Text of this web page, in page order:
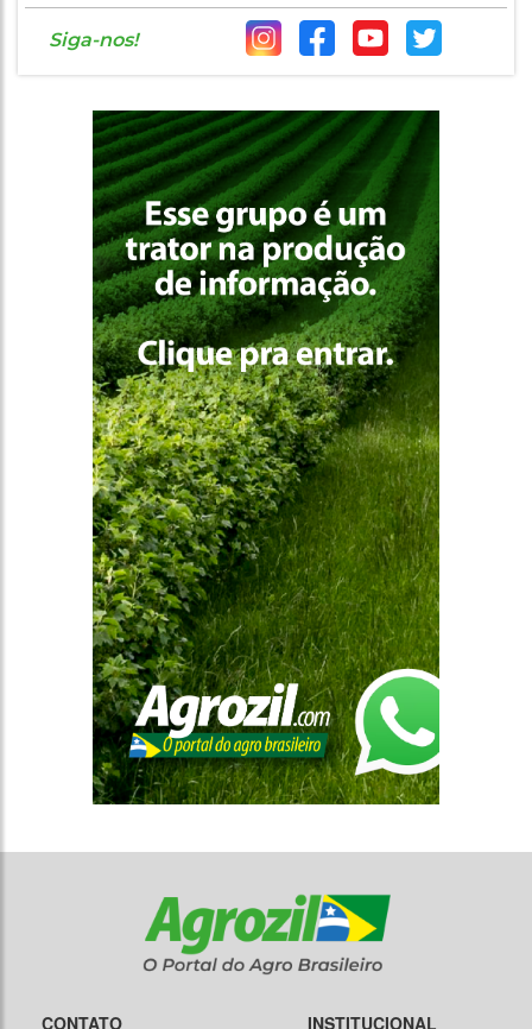
Siga-nos!
CONTATO INSTITUCIONAL